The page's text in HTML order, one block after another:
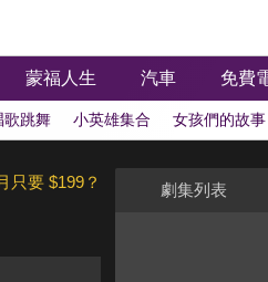
蒙福人生 汽車 免費
歌跳舞 小英雄集合 女孩們的故事
只要 $199？ 劇集列表